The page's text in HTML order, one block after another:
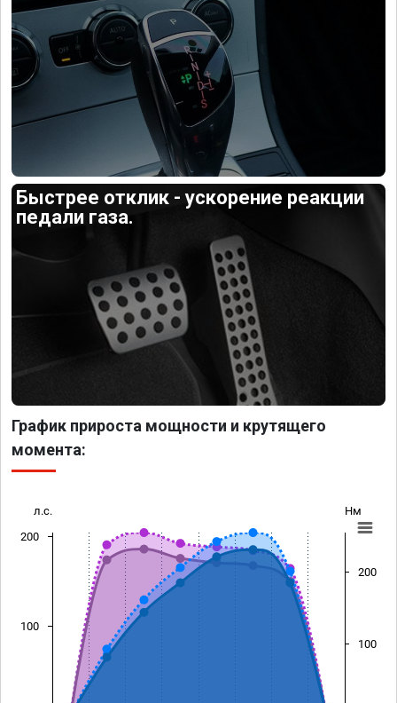
Быстрее отклик - ускорение реакции
педали газа.
График прироста мощности и крутящего
момента:
л.с. Нм
100
200
100
200